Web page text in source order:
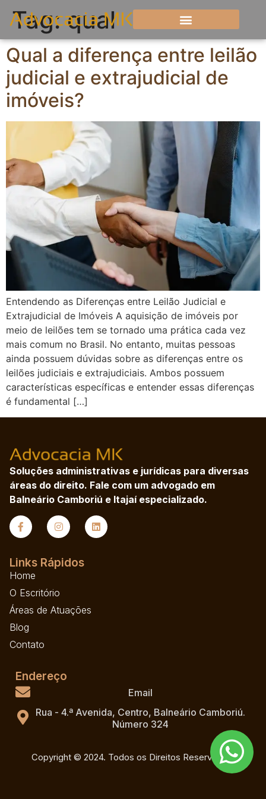
Tag:qual
Qual a diferença entre leilão
judicial e extrajudicial de
imóveis?
Entendendo as Diferenças entre Leilão Judicial e
Extrajudicial de Imóveis A aquisição de imóveis por
meio de leilões tem se tornado uma prática cada vez
mais comum no Brasil. No entanto, muitas pessoas
ainda possuem dúvidas sobre as diferenças entre os
leilões judiciais e extrajudiciais. Ambos possuem
características específicas e entender essas diferenças
é fundamental […]
Soluções administrativas e jurídicas para diversas
áreas do direito. Fale com um advogado em
Balneário Camboriú e Itajaí especializado.
Links Rápidos
Home
O Escritório
Áreas de Atuações
Blog
Contato
Endereço
Email
Rua - 4.ª Avenida, Centro, Balneário Camboriú.
Número 324
Copyright © 2024. Todos os Direitos Reservados.